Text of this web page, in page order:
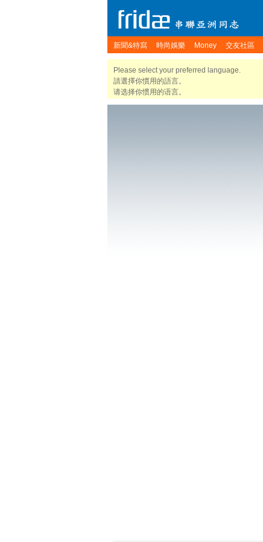
新聞&特寫 時尚娛樂 Money 交友社區
Please select your preferred language.
請選擇你慣用的語言。
请选择你惯用的语言。